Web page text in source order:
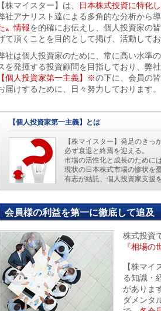
【株マイスター】は、 日本株式投資に特化
社アナリスト達による多角的な分析から
〟情報を的確にお伝えし、個人投資家の
て頂くことを目的として掲げ、活動してお
社は個人投資家のために、常に高い水準
を発揮する投資顧問を目指しており、弊
【個人投資家第一主義】※の下に、会員の
届けするために、日々努力しております。
【個人投資家第一主義】とは
【株マイスター】発足のき
必ず衰退と終焉を迎える。
市場の活性化と成長のために
現状の日本株式市場の惨状を
有志が結託、個人投資家支援
会員様の利益を第一に徹底して追及
株式投資
『相場の
【株マ
る知識・
がありま
ダメンタ